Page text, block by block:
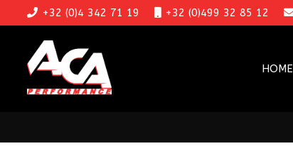
+32 (0)4 342 71 19 +32 (0)499 32 85 12
HOME